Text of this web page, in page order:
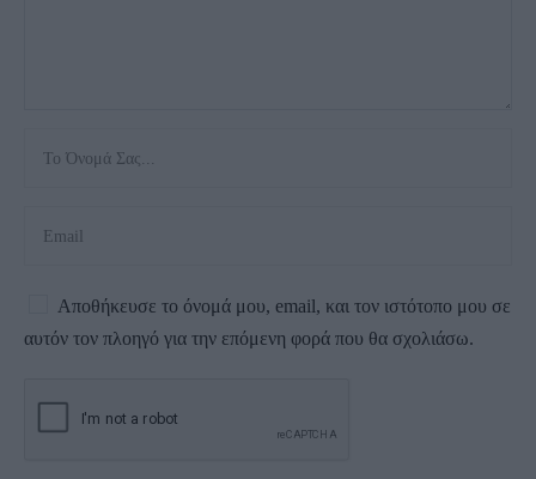
Αποθήκευσε το όνομά μου, email, και τον ιστότοπο μου σε
αυτόν τον πλοηγό για την επόμενη φορά που θα σχολιάσω.